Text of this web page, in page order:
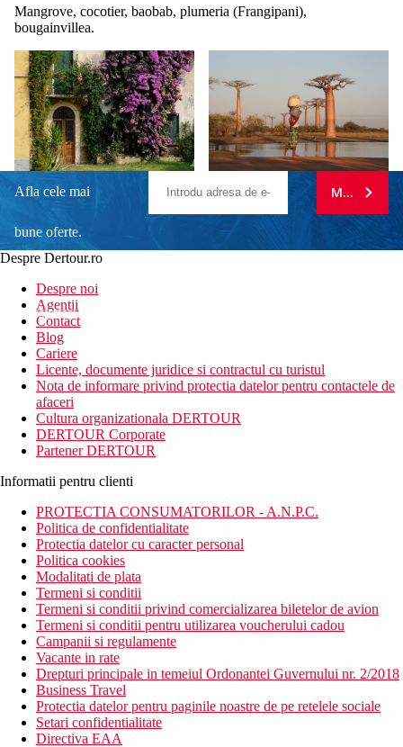
Mangrove, cocotier, baobab, plumeria (Frangipani),
bougainvillea.
Afla cele mai
bune oferte.
newsletter!
MA
Despre Dertour.ro
Despre noi
Agentii
Contact
Blog
Cariere
Licente, documente juridice si contractul cu turistul
Nota de informare privind protectia datelor pentru contactele de
afaceri
Cultura organizationala DERTOUR
DERTOUR Corporate
Partener DERTOUR
Informatii pentru clienti
PROTECTIA CONSUMATORILOR - A.N.P.C.
Politica de confidentialitate
Protectia datelor cu caracter personal
Politica cookies
Modalitati de plata
Termeni si conditii
Termeni si conditii privind comercializarea biletelor de avion
Termeni si conditii pentru utilizarea voucherului cadou
Campanii si regulamente
Vacante in rate
Drepturi principale in temeiul Ordonantei Guvernului nr. 2/2018
Business Travel
Protectia datelor pentru paginile noastre de pe retelele sociale
Setari confidentialitate
Directiva EAA